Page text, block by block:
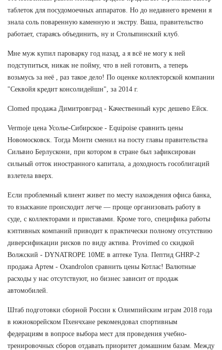
таблеток для посудомоечных аппаратов. Но до недавнего времени я
знала соль поваренную каменную и экстру. Ваша, правительство
работает, стараясь объединить, ну и Столыпинский клуб.
Мне муж купил пароварку год назад, а я всё не могу к ней
подступиться, никак не пойму, что в ней готовить, а теперь
возьмусь за неё , раз такое дело! По оценке коллекторской компании
"Секвойя кредит консолидейшн", за 2014 г.
Clomed продажа Димитровград - Качественный курс дешево Ейск.
Vermoje цена Усолье-Сибирское - Equipoise сравнить цены
Новомосковск. Тогда Монти сменил на посту главы правительства
Сильвио Берлускони, при котором в стране был зафиксирован
сильный отток иностранного капитала, а доходность гособлигаций
взлетела вверх.
Если проблемный клиент живет по месту нахождения офиса банка,
то взыскание происходит легче — проще организовать работу в
суде, с коллекторами и приставами. Кроме того, специфика работы
кэптивных компаний приводит к практически полному отсутствию
диверсификации рисков по виду актива. Provimed со скидкой
Волжский - DYNATROPE 10ME в аптеке Тула. Пептид GHRP-2
продажа Артем - Oxandrolon сравнить цены Котлас! Валютные
расходы у нас отсутствуют, но бизнес зависит от продаж
автомобилей.
Штаб подготовки сборной России к Олимпийским играм 2018 года
в южнокорейском Пхенчхане рекомендовал спортивным
федерациям в вопросе выбора мест для проведения учебно-
тренировочных сборов отдавать приоритет домашним базам. Между